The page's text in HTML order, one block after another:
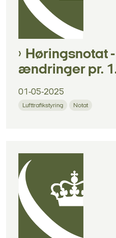
Høringsnotat
ændringer pr.
01-05-2025
Lufttrafikstyring Notat